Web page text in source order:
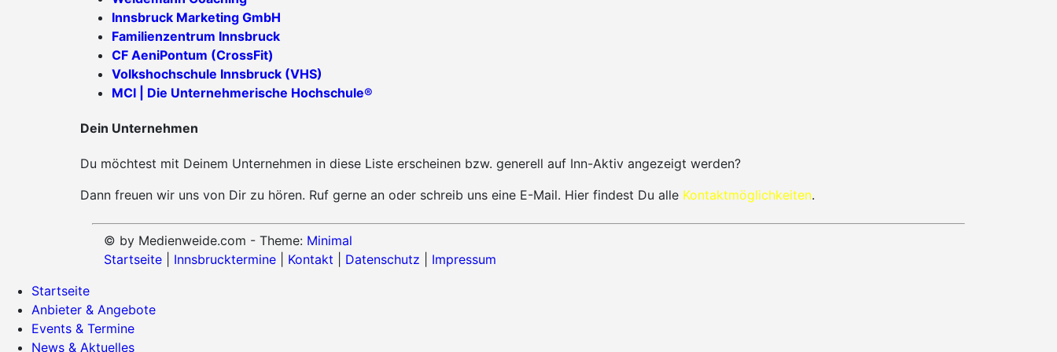
Innsbruck Marketing GmbH
Familienzentrum Innsbruck
CF AeniPontum (CrossFit)
Volkshochschule Innsbruck (VHS)
MCI | Die Unternehmerische Hochschule®
Dein Unternehmen
Du möchtest mit Deinem Unternehmen in diese Liste erscheinen bzw. generell auf Inn-Aktiv angezeigt werden?
Dann freuen wir uns von Dir zu hören. Ruf gerne an oder schreib uns eine E-Mail. Hier findest Du alle Kontaktmöglichkeiten.
© by Medienweide.com - Theme: Minimal
Startseite
Innsbrucktermine Kontakt Datenschutz
Impressum
Startseite
Anbieter & Angebote
Events & Termine
News & Aktuelles